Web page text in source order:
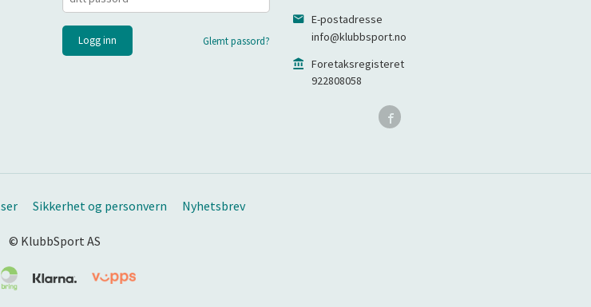
Glemt passord?
E-postadresse
info@klubbsport.no
Foretaksregisteret
922808058
Sikkerhet og personvern Nyhetsbrev
© KlubbSport AS